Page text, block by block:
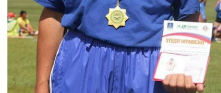
"ОУВС"-
ИЙН
ЭРГЭН
ЭРГЭН